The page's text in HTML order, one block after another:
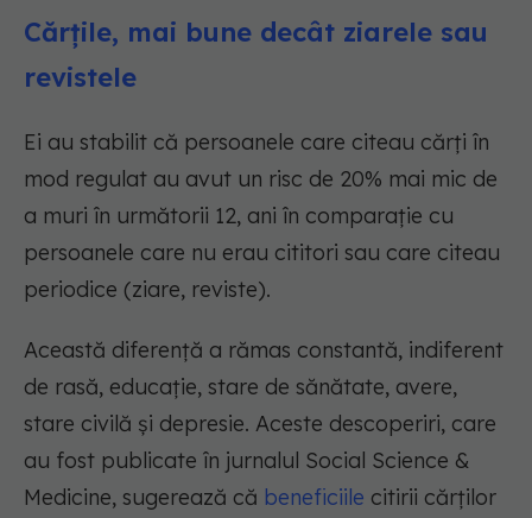
Cărțile, mai bune decât ziarele sau
revistele
Ei au stabilit că persoanele care citeau cărți în
mod regulat au avut un risc de 20% mai mic de
a muri în următorii 12, ani în comparație cu
persoanele care nu erau cititori sau care citeau
periodice (ziare, reviste).
Această diferență a rămas constantă, indiferent
de rasă, educație, stare de sănătate, avere,
stare civilă și depresie. Aceste descoperiri, care
au fost publicate în jurnalul Social Science &
Medicine, sugerează că beneficiile citirii cărților